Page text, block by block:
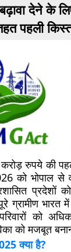
देने के
पहली
रुपयेकी
को भोपाल से
प्रदेशों
ग्रामीण भारत
को
को मजबूत
क्या है?